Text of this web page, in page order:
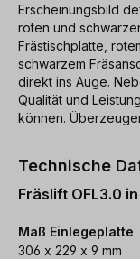
Erscheinungsbild
roten und
Frästischplatte,
schwarzem
direkt ins Auge.
Qualität und
können.
Technische
Fräslift OFL3.0
Maß Einlegeplatte
306 x 229 x 9 mm